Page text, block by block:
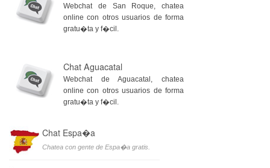
Webchat de San Roque, chatea
online con otros usuarios de forma
gratu�ta y f�cil.
Chat Aguacatal
Webchat de Aguacatal, chatea
online con otros usuarios de forma
gratu�ta y f�cil.
Chat Espa�a
Chatea con gente de Espa�a gratis.